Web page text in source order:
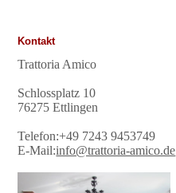
Kontakt
Trattoria Amico
Schlossplatz 10
76275 Ettlingen
Telefon:+49 7243 9453749
E-Mail:info@trattoria-amico.de